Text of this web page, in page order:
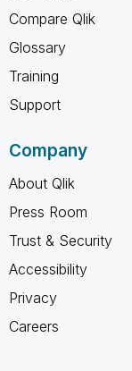
Compare Qlik
Glossary
Training
Support
Company
About Qlik
Press Room
Trust & Security
Accessibility
Privacy
Careers